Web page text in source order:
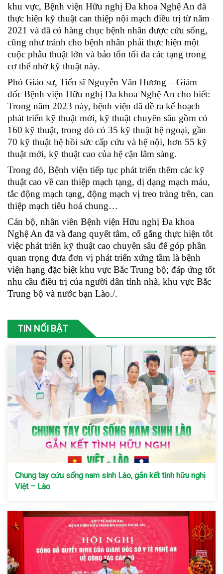
khu vực, Bệnh viện Hữu nghị Đa khoa Nghệ An đã
thực hiện kỹ thuật can thiệp nội mạch điều trị từ năm
2021 và đã có hàng chục bệnh nhân được cứu sống,
cũng như tránh cho bệnh nhân phải thực hiện một
cuộc phẫu thuật lớn và bảo tổn tối đa các tạng trong
cơ thể nhờ kỹ thuật này.
Phó Giáo sư, Tiến sĩ Nguyễn Văn Hương – Giám
đốc Bệnh viện Hữu nghị Đa khoa Nghệ An cho biết:
Trong năm 2023 này, bệnh viện đã đề ra kế hoạch
phát triển kỹ thuật mới, kỹ thuật chuyên sâu gồm có
160 kỹ thuật, trong đó có 35 kỹ thuật hệ ngoại, gần
70 kỹ thuật hệ hồi sức cấp cứu và hệ nội, hơn 55 kỹ
thuật mới, kỹ thuật cao của hệ cận lâm sàng.
Trong đó, Bệnh viện tiếp tục phát triển thêm các kỹ
thuật cao về can thiệp mạch tạng, dị dạng mạch máu,
tắc động mạch tạng, động mạch vị treo tràng trên, can
thiệp mạch tiêu hoá chung…
Cán bộ, nhân viên Bệnh viện Hữu nghị Đa khoa
Nghệ An đã và đang quyết tâm, cố gắng thực hiện tốt
việc phát triển kỹ thuật cao chuyên sâu để góp phần
quan trọng đưa đơn vị phát triển xứng tầm là bệnh
viện hạng đặc biệt khu vực Bắc Trung bộ; đáp ứng tốt
nhu cầu điều trị của người dân tỉnh nhà, khu vực Bắc
Trung bộ và nước bạn Lào./.
TIN NỔI BẬT
Chung tay cứu sống nam sinh Lào, gắn kết tình hữu nghị
Việt – Lào